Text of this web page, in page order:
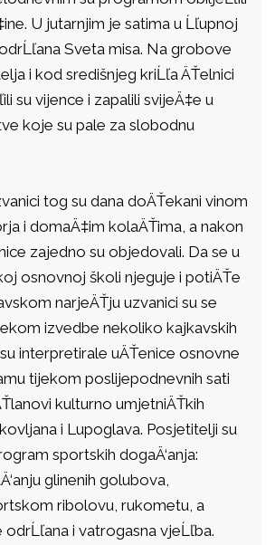
U jutarnjim je satima u Ĺľupnoj
Sveta misa. Na grobove
i kod središnjeg kriĹľa ÄŤelnici
su vijence i zapalili svijeÄ‡e u
koje su pale za slobodnu
tog su dana doÄŤekani vinom
i domaÄ‡im kolaÄŤima, a nakon
zajedno su objedovali. Da se u
osnovnoj školi njeguje i potiÄŤe
narjeÄŤju uzvanici su se
izvedbe nekoliko kajkavskih
interpretirale uÄŤenice osnovne
tijekom poslijepodnevnih sati
kulturno umjetniÄŤkih
i Lupoglava. Posjetitelji su
sportskih dogaÄ‘anja:
glinenih golubova,
ribolovu, rukometu, a
odrĹľana i vatrogasna vjeĹľba.